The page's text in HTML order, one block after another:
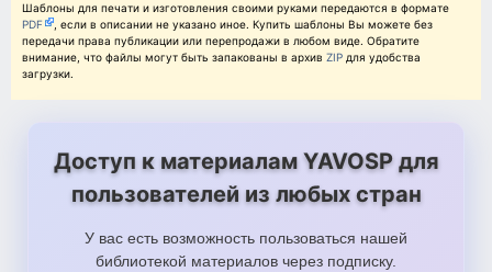
Шаблоны для печати и изготовления своими руками передаются в формате
PDF
, если в описании не указано иное. Купить шаблоны Вы можете без
передачи права публикации или перепродажи в любом виде. Обратите
внимание, что файлы могут быть запакованы в архив ZIP для удобства
загрузки.
Доступ к материалам YAVOSP для
пользователей из любых стран
У вас есть возможность пользоваться нашей
библиотекой материалов через подписку.